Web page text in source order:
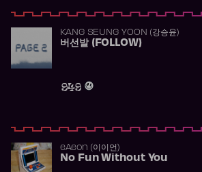
KANG SEUNG YOON (강승윤)
버선발 (FOLLOW)
949
​eAeon (이이언)
No Fun Without You